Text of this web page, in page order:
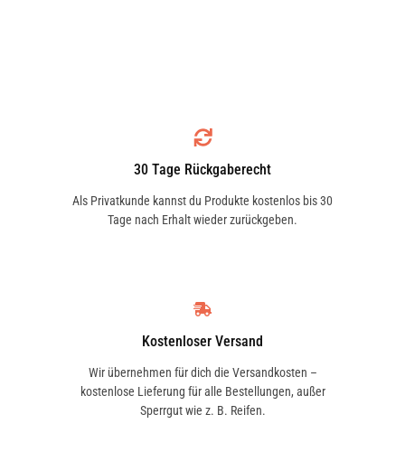
30 Tage Rückgaberecht
Als Privatkunde kannst du Produkte kostenlos bis 30
Tage nach Erhalt wieder zurückgeben.
Kostenloser Versand
Wir übernehmen für dich die Versandkosten –
kostenlose Lieferung für alle Bestellungen, außer
Sperrgut wie z. B. Reifen.